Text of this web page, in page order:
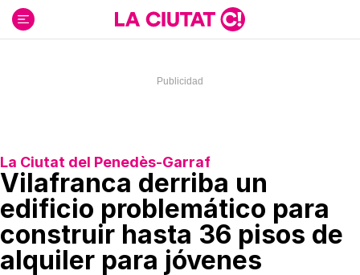
contenido
La Ciutat del Penedès-Garraf
Vilafranca derriba un
edificio problemático para
construir hasta 36 pisos de
alquiler para jóvenes